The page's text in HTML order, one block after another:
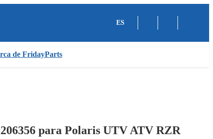
ES
de FridayParts
para Polaris UTV ATV RZR